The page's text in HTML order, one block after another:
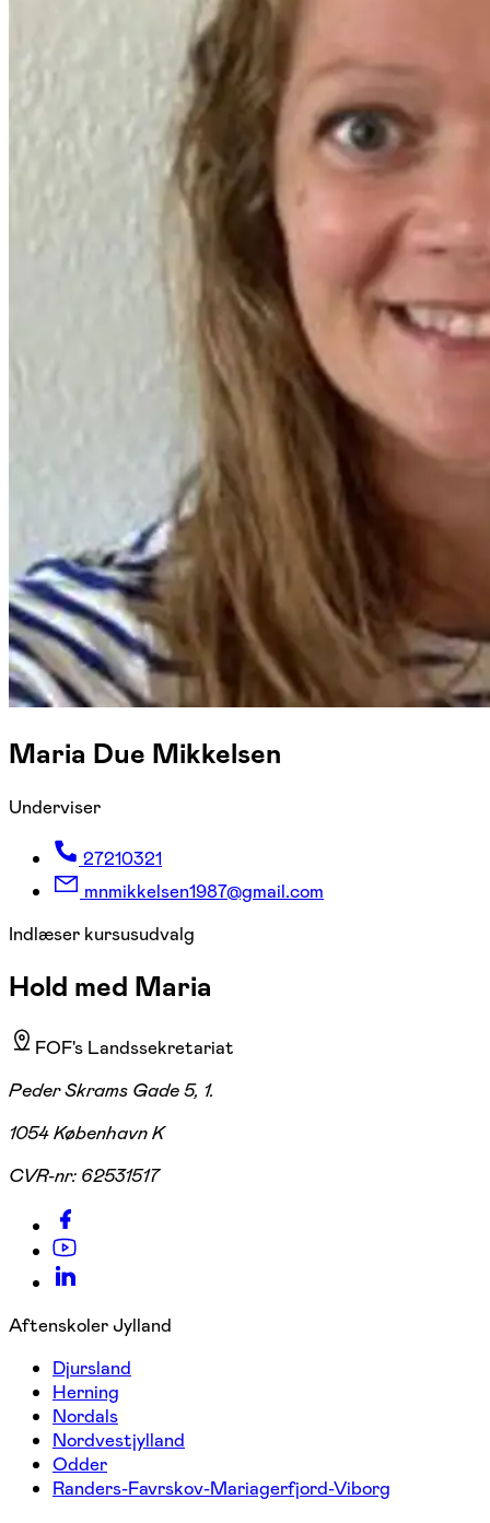
Maria Due Mikkelsen
Underviser
27210321
mnmikkelsen1987@gmail.com
Indlæser kursusudvalg
Hold med Maria
FOF's Landssekretariat
Peder Skrams Gade 5, 1.
1054 København K
CVR-nr: 62531517
Aftenskoler Jylland
Djursland
Herning
Nordals
Nordvestjylland
Odder
Randers-Favrskov-Mariagerfjord-Viborg